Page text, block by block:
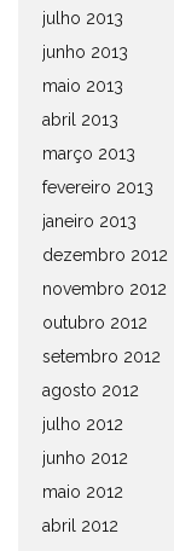
julho 2013
junho 2013
maio 2013
abril 2013
março 2013
fevereiro 2013
janeiro 2013
dezembro 2012
novembro 2012
outubro 2012
setembro 2012
agosto 2012
julho 2012
junho 2012
maio 2012
abril 2012